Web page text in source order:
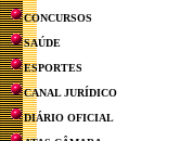
CONCURSOS
SAÚDE
ESPORTES
CANAL JURÍDICO
DIÁRIO OFICIAL